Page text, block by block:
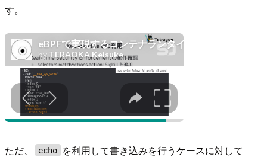
す。
ただ、 echo
を利用して書き込みを行うケースに対して